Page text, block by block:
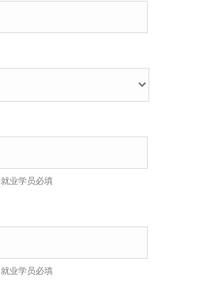
就业学员必填
就业学员必填